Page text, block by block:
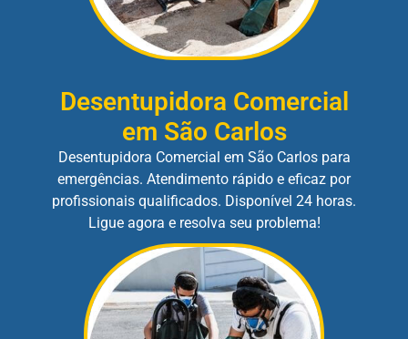
Desentupidora Comercial
em São Carlos
Desentupidora Comercial em São Carlos para
emergências. Atendimento rápido e eficaz por
profissionais qualificados. Disponível 24 horas.
Ligue agora e resolva seu problema!